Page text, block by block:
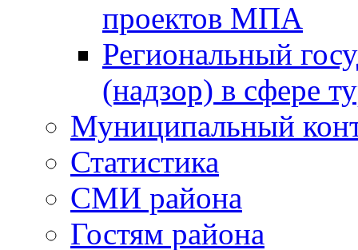
проектов МПА
Региональный
(надзор) в сфере
Муниципальный
Статистика
СМИ района
Гостям района